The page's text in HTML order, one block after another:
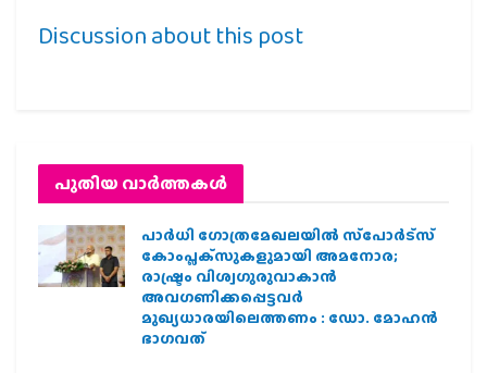
Discussion about this post
പുതിയ വാര്‍ത്തകള്‍
പാര്‍ധി ഗോത്രമേഖലയില്‍ സ്‌പോര്‍ട്‌സ്
കോംപ്ലക്‌സുകളുമായി അമനോര;
രാഷ്ട്രം വിശ്വഗുരുവാകാന്‍
അവഗണിക്കപ്പെട്ടവര്‍
മുഖ്യധാരയിലെത്തണം : ഡോ. മോഹന്‍
ഭാഗവത്